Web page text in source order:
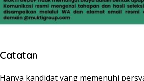
Catatan
Hanya kandidat yang memenuhi